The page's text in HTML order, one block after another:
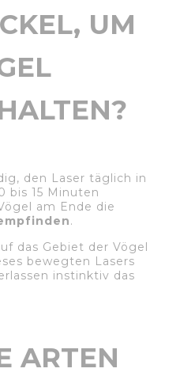
UM
den Laser täglich in
bis 15 Minuten
am Ende die
.
das Gebiet der Vögel
bewegten Lasers
instinktiv das
ARTEN